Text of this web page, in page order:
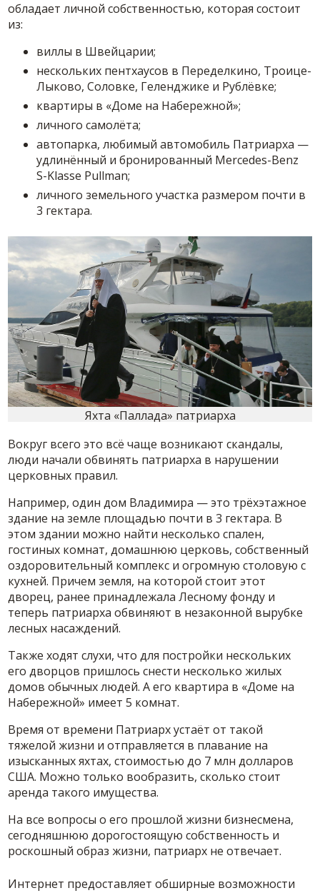
обладает личной собственностью, которая состоит
из:
виллы в Швейцарии;
нескольких пентхаусов в Переделкино, Троице-
Лыково, Соловке, Геленджике и Рублёвке;
квартиры в «Доме на Набережной»;
личного самолёта;
автопарка, любимый автомобиль Патриарха —
удлинённый и бронированный Mercedes-Benz
S-Klasse Pullman;
личного земельного участка размером почти в
3 гектара.
Яхта «Паллада» патриарха
Вокруг всего это всё чаще возникают скандалы,
люди начали обвинять патриарха в нарушении
церковных правил.
Например, один дом Владимира — это трёхэтажное
здание на земле площадью почти в 3 гектара. В
этом здании можно найти несколько спален,
гостиных комнат, домашнюю церковь, собственный
оздоровительный комплекс и огромную столовую с
кухней. Причем земля, на которой стоит этот
дворец, ранее принадлежала Лесному фонду и
теперь патриарха обвиняют в незаконной вырубке
лесных насаждений.
Также ходят слухи, что для постройки нескольких
его дворцов пришлось снести несколько жилых
домов обычных людей. А его квартира в «Доме на
Набережной» имеет 5 комнат.
Время от времени Патриарх устаёт от такой
тяжелой жизни и отправляется в плавание на
изысканных яхтах, стоимостью до 7 млн долларов
США. Можно только вообразить, сколько стоит
аренда такого имущества.
На все вопросы о его прошлой жизни бизнесмена,
сегодняшнюю дорогостоящую собственность и
роскошный образ жизни, патриарх не отвечает.
Интернет предоставляет обширные возможности